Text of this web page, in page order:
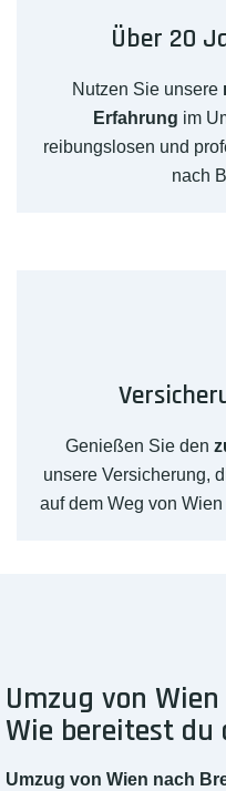
Über 20
Nutzen Sie unsere
Erfahrung im
reibungslosen und
nach
Genießen Sie den
unsere Versicherung,
auf dem Weg von
Umzug von
Wie bereitest du
Umzug von Wien nach